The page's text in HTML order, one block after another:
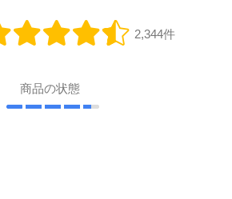
2,344件
商品の状態